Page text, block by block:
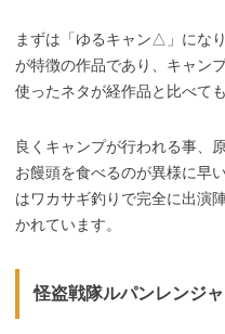
まずは「ゆるキャン△」にな
が特徴の作品であり、キャン
使ったネタが経作品と比べて
良くキャンプが行われる事、
お饅頭を食べるのが異様に早
はワカサギ釣りで完全に出演
かれています。
怪盗戦隊ルパンレンジ